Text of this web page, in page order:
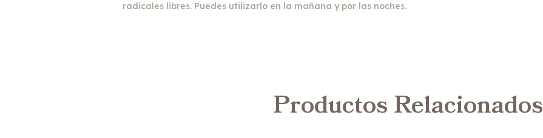
radicales libres. Puedes utilizarlo en la mañana y por las noches.
Productos Relacionados